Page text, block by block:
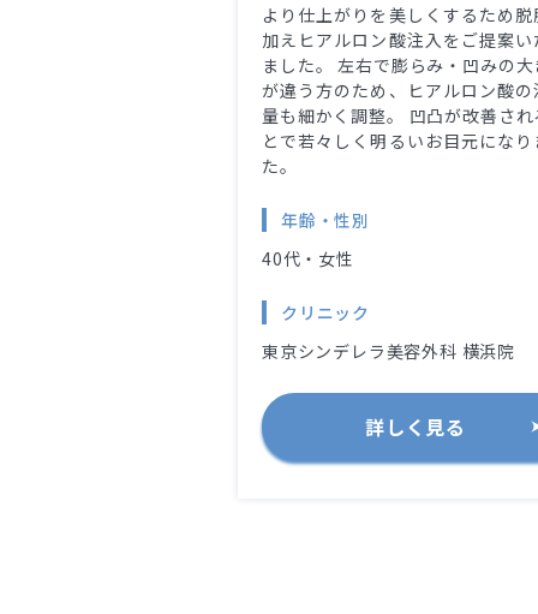
より仕上がりを美しくするため脱
加えヒアルロン酸注入をご提案い
ました。 左右で膨らみ・凹みの
が違う方のため、ヒアルロン酸の
量も細かく調整。 凹凸が改善さ
とで若々しく明るいお目元になり
た。
年齢・性別
40代・女性
クリニック
東京シンデレラ美容外科 横浜院
詳しく見る